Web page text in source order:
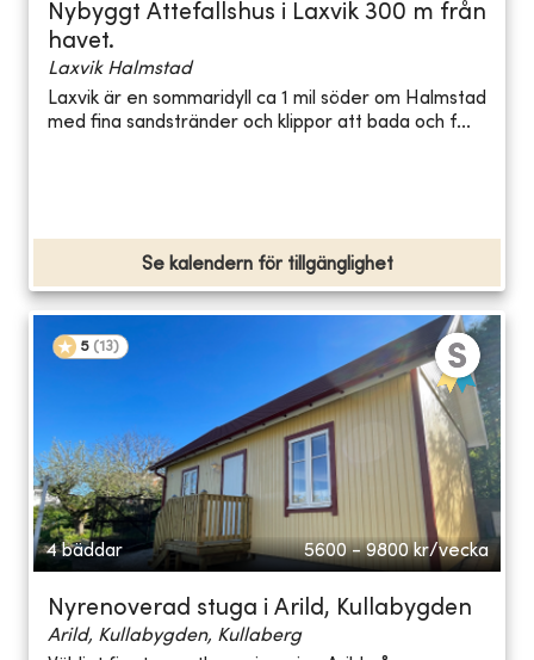
Nybyggt Attefallshus i Laxvik 300 m från
havet.
Laxvik Halmstad
Laxvik är en sommaridyll ca 1 mil söder om Halmstad
med fina sandstränder och klippor att bada och f...
Se kalendern för tillgänglighet
5 (13)
4 bäddar 5600 - 9800 kr/vecka
Nyrenoverad stuga i Arild, Kullabygden
Arild, Kullabygden, Kullaberg